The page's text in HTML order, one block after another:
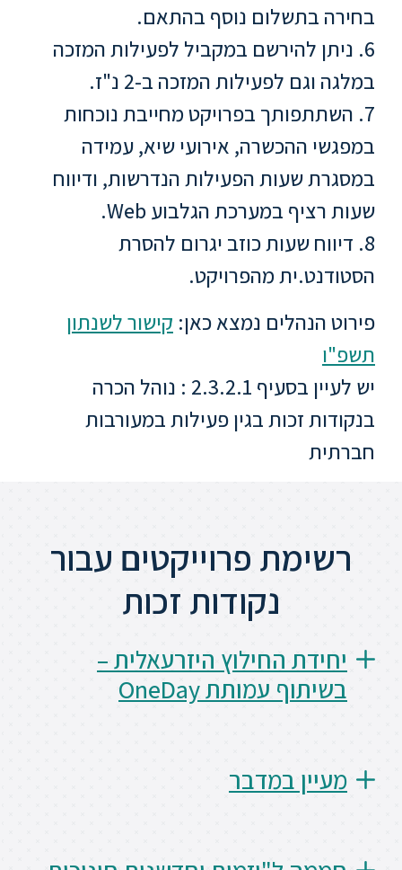
היחידה
לבינלאומיות
ספריה
משרתי
מילואים
וכוחות
הביטחון
–
והטבות
הרשמו
עכשיו
בחירה בתשלום נוסף בהתאם.
6. ניתן להירשם במקביל לפעילות המזכה
במלגה וגם לפעילות המזכה ב-2 נ"ז.
7. השתתפותך בפרויקט מחייבת נוכחות
במפגשי ההכשרה, אירועי שיא, עמידה
במסגרת שעות הפעילות הנדרשות, ודיווח
שעות רציף במערכת הגלבוע Web.
8. דיווח שעות כוזב יגרום להסרת
הסטודנט.ית מהפרויקט.
פירוט הנהלים נמצא כאן: קישור לשנתון
תשפ"ו
יש לעיין בסעיף 2.3.2.1 : נוהל הכרה
בנקודות זכות בגין פעילות במעורבות
חברתית
רשימת פרוייקטים עבור
נקודות זכות
יחידת החילוץ היזרעאלית –
בשיתוף עמותת OneDay
מעיין במדבר